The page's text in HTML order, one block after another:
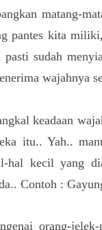
matang-
pantes kita
sudah
wajahnya
keadaan
itu.. Yah..
hal kecil yang
Contoh :
orang-jelek-